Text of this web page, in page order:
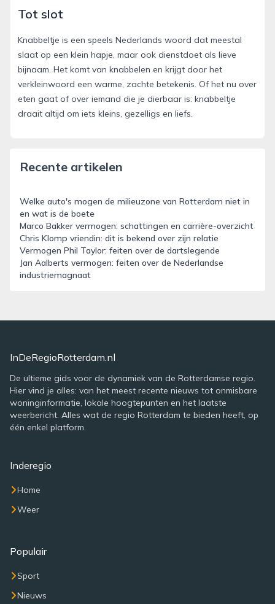
Tot slot
Knabbeltje is een speels Nederlands woord dat meestal
slaat op een klein hapje, maar ook dienstdoet als lieve
bijnaam. Het komt van knabbelen en krijgt door het
verkleinwoord een warme, zachte betekenis. Of het nu over
eten gaat of over iemand die je dierbaar is: knabbeltje
draait altijd om iets kleins, gezelligs en liefs.
Recente artikelen
Welke auto's mogen de milieuzone van Rotterdam niet in
en wat is de boete
Marco Bakker vermogen: schattingen en carrière-overzicht
Chris Klomp vriendin: dit is bekend over zijn relatie
Vermogen Phil Taylor: feiten over de dartslegende
Jan Aalberts vermogen: feiten over de Nederlandse
industriemagnaat
InDeRegioRotterdam.nl
De ultieme gids voor de dynamiek van de Rotterdamse regio.
Hier vind je alles: van het meest recente nieuws tot onmisbare
woninginformatie, lokale hoogtepunten en het laatste
weerbericht. Alles wat de regio Rotterdam te bieden heeft, op
één enkel platform.
Inderegio
Home
Weer
Populair
Sport
Nieuws